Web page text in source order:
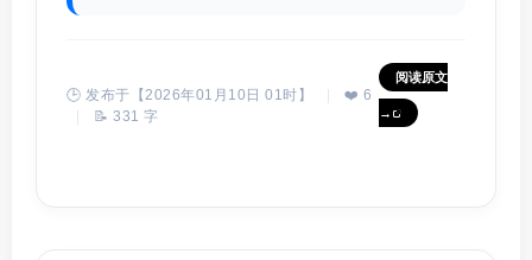
🕒 发布于【2026年01月10日 01时】
❤️ 6
📝 331 字
阅读原文
→